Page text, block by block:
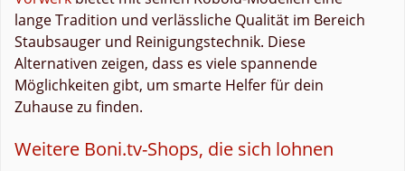
lange Tradition und verlässliche Qualität im Bereich
Staubsauger und Reinigungstechnik. Diese
Alternativen zeigen, dass es viele spannende
Möglichkeiten gibt, um smarte Helfer für dein
Zuhause zu finden.
Weitere Boni.tv-Shops, die sich lohnen